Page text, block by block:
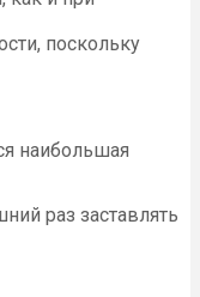
поскольку
наибольшая
раз заставлять